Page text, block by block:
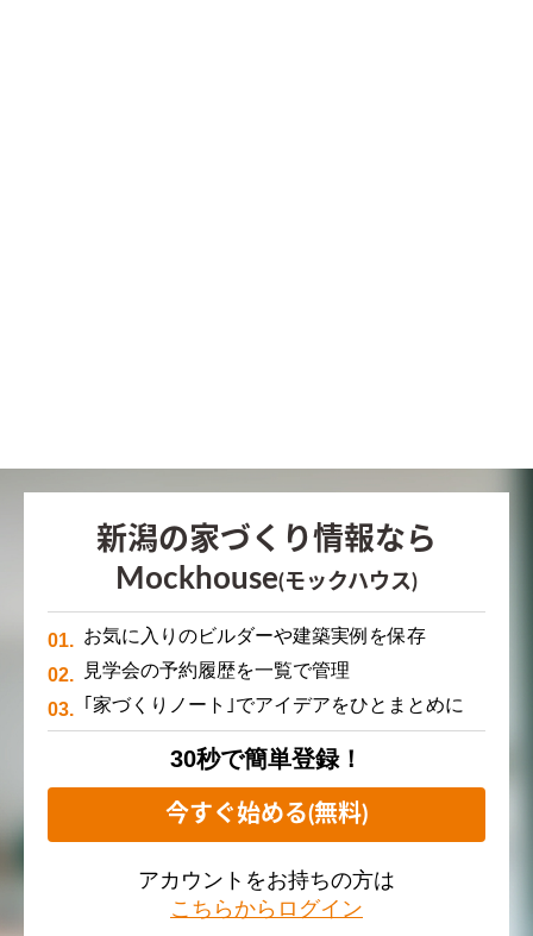
新潟の家づくり情報なら
Mockhouse(モックハウス)
お気に入りのビルダーや建築実例を保存
見学会の予約履歴を一覧で管理
｢家づくりノート｣でアイデアをひとまとめに
30秒で簡単登録！
今すぐ始める(無料)
アカウントをお持ちの方は
こちらからログイン